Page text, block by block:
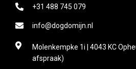
+31 488 745 079
info@dogdomijn.nl
Molenkempke 1i | 4043 KC
afspraak)